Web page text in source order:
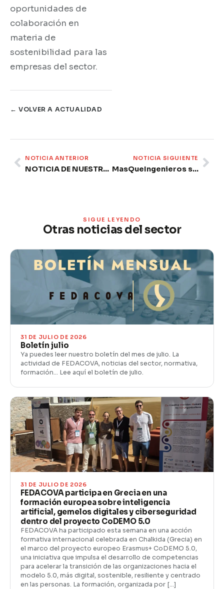
oportunidades de
colaboración en
materia de
sostenibilidad para las
empresas del sector.
← VOLVER A ACTUALIDAD
Prev
NOTICIA ANTERIOR
NOTICIA DE NUESTROS COLABORADORES: Red Eléctrica activa el SRAD durante dos horas por el temporal
NOTICIA SIGUIENTE
MasQueIngenieros se incorpora como firma colaboradora de FEDACOVA
SIGUE LEYENDO
Otras noticias del sector
31 DE JULIO DE 2026
Boletín julio
Ya puedes leer nuestro boletín del mes de julio. La
actividad de FEDACOVA, noticias del sector, normativa,
formación… Lee aquí el boletín de julio.
31 DE JULIO DE 2026
FEDACOVA participa en Grecia en una
formación europea sobre inteligencia
artificial, gemelos digitales y ciberseguridad
dentro del proyecto CoDEMO 5.0
FEDACOVA ha participado esta semana en una acción
formativa internacional celebrada en Chalkida (Grecia) en
el marco del proyecto europeo Erasmus+ CoDEMO 5.0,
una iniciativa que impulsa el desarrollo de competencias
para acelerar la transición de las organizaciones hacia el
modelo 5.0, más digital, sostenible, resiliente y centrado
en las personas. La formación, organizada por […]